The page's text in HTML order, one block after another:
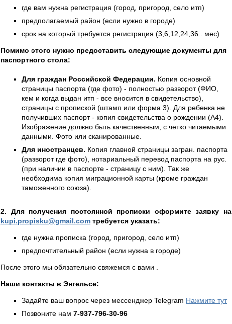
где вам нужна регистрация (город, пригород, село итп)
предполагаемый район (если нужно в городе)
срок на который требуется регистрация (3,6,12,24,36.. мес)
Помимо этого нужно предоставить следующие документы для
паспортного стола:
Для граждан Российской Федерации. Копия основной
страницы паспорта (где фото) - полностью разворот (ФИО,
кем и когда выдан итп - все вносится в свидетельство),
страницы с пропиской (штамп или форма 3). Для ребенка не
получивших паспорт - копия свидетельства о рождении (А4).
Изображение должно быть качественным, с четко читаемыми
данными. Фото или сканированные.
Для иностранцев. Копия главной страницы загран. паспорта
(разворот где фото), нотариальный перевод паспорта на рус.
(при наличии в паспорте - страницу с ним). Так же
необходима копия миграционной карты (кроме граждан
таможенного союза).
2. Для получения постоянной прописки оформите заявку на
kupi.propisku@gmail.com требуется указать:
где нужна прописка (город, пригород, село итп)
предпочтительный район (если нужна в городе)
После этого мы обязательно свяжемся с вами .
Наши контакты в Энгельсе:
Задайте ваш вопрос через мессенджер Telegram Нажмите тут
Позвоните нам 7-937-796-30-96